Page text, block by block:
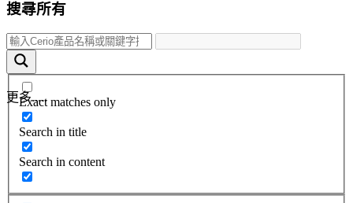
搜尋所有
更多.....
Exact matches only
Search in title
Search in content